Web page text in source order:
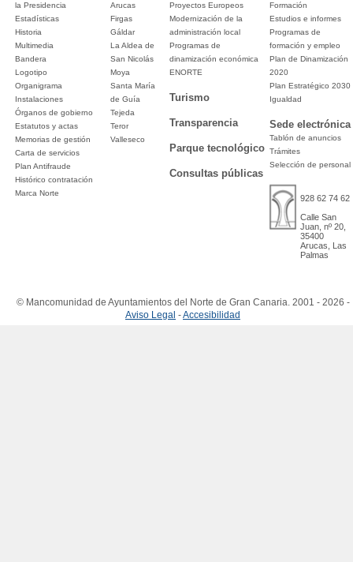
la Presidencia
Estadísticas
Historia
Multimedia
Bandera
Logotipo
Organigrama
Instalaciones
Órganos de gobierno
Estatutos y actas
Memorias de gestión
Carta de servicios
Plan Antifraude
Histórico contratación
Marca Norte
Arucas
Firgas
Gáldar
La Aldea de
San Nicolás
Moya
Santa María
de Guía
Tejeda
Teror
Valleseco
Proyectos Europeos
Modernización de la
administración local
Programas de
dinamización económica
ENORTE
Turismo
Transparencia
Parque tecnológico
Consultas públicas
Formación
Estudios e informes
Programas de
formación y empleo
Plan de Dinamización
2020
Plan Estratégico 2030
Igualdad
Sede electrónica
Tablón de anuncios
Trámites
Selección de personal
928 62 74 62
Calle San
Juan, nº 20,
35400
Arucas, Las
Palmas
© Mancomunidad de Ayuntamientos del Norte de Gran Canaria. 2001 - 2026 -
Aviso Legal -Accesibilidad